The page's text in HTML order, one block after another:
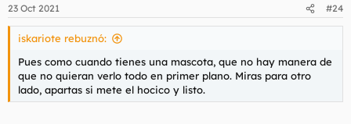
23 Oct 2021 #24
iskariote rebuznó:
Pues como cuando tienes una mascota, que no hay manera de
que no quieran verlo todo en primer plano. Miras para otro
lado, apartas si mete el hocico y listo.